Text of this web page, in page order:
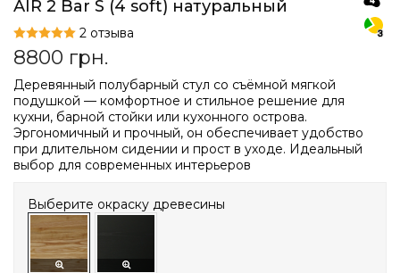
AIR 2 Bar S (4 soft) натуральный
2 отзыва
8800 грн.
Деревянный полубарный стул со съёмной мягкой
подушкой — комфортное и стильное решение для
кухни, барной стойки или кухонного острова.
Эргономичный и прочный, он обеспечивает удобство
при длительном сидении и прост в уходе. Идеальный
выбор для современных интерьеров
Выберите окраску древесины